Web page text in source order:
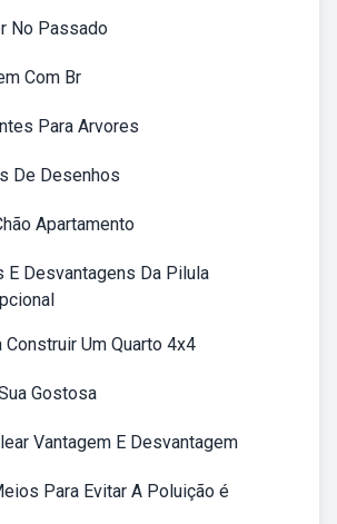
No Passado
Com Br
Para Arvores
De Desenhos
Apartamento
E Desvantagens Da Pilula
Construir Um Quarto 4x4
Gostosa
Vantagem E Desvantagem
Para Evitar A Poluição é